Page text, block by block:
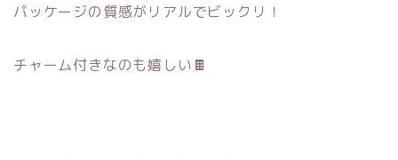
パッケージの質感がリアルでビックリ！
チャーム付きなのも嬉しい🍫